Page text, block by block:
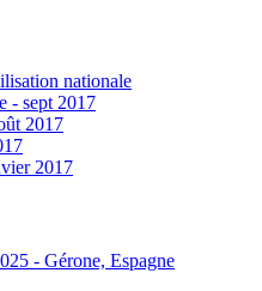
nationale
- sept 2017
2017
2017
- Gérone, Espagne